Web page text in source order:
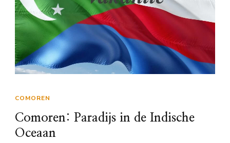
COMOREN
Comoren: Paradijs in de Indische
Oceaan